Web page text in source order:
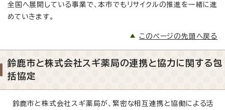
全国へ展開している事業で、本市でもリサイクルの推進を一緒に進
めていきます。
このページの先頭へ戻る
鈴鹿市と株式会社スギ薬局の連携と協力に関する包
括協定
鈴鹿市と株式会社スギ薬局が、緊密な相互連携と協働による活